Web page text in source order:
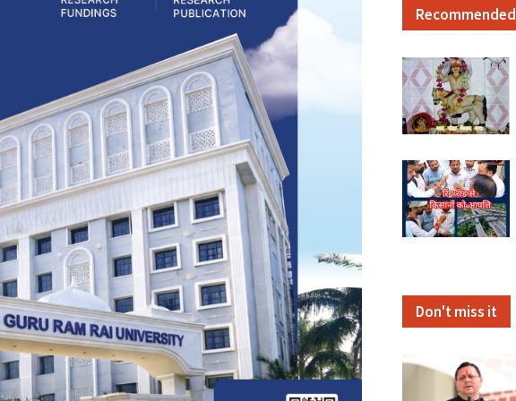
Recommended
Don't miss it